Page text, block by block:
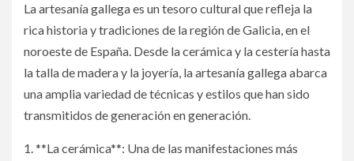
La artesanía gallega es un tesoro cultural que refleja la
rica historia y tradiciones de la región de Galicia, en el
noroeste de España. Desde la cerámica y la cestería hasta
la talla de madera y la joyería, la artesanía gallega abarca
una amplia variedad de técnicas y estilos que han sido
transmitidos de generación en generación.
1. **La cerámica**: Una de las manifestaciones más